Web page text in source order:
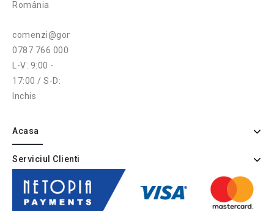
România
comenzi@gonga.ro
0787 766 000
L-V: 9:00 -
17:00 / S-D:
Inchis
Acasa
Serviciul Clienti